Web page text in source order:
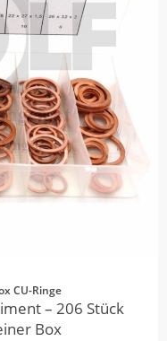
CU-Ringe
– 206 Stück
Box